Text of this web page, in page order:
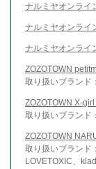
ナルミヤオンライ
ナルミヤオンライ
ナルミヤオンライ
ZOZOTOWN
取り扱いブランド
ZOZOTOWN X-
取り扱いブランド
ZOZOTOWN
取り扱いブランド
LOVETOXIC、